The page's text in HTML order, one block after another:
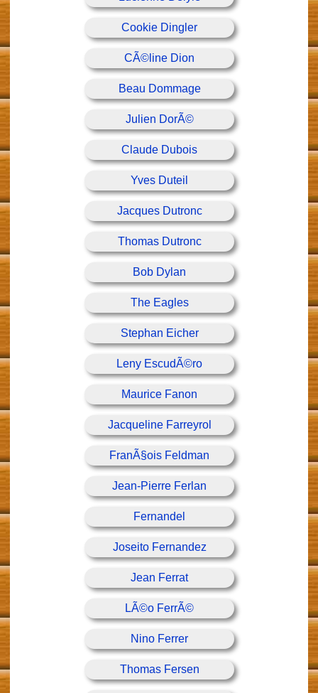
Cookie Dingler
CÃ©line Dion
Beau Dommage
Julien DorÃ©
Claude Dubois
Yves Duteil
Jacques Dutronc
Thomas Dutronc
Bob Dylan
The Eagles
Stephan Eicher
Leny EscudÃ©ro
Maurice Fanon
Jacqueline Farreyrol
FranÃ§ois Feldman
Jean-Pierre Ferlan
Fernandel
Joseito Fernandez
Jean Ferrat
LÃ©o FerrÃ©
Nino Ferrer
Thomas Fersen